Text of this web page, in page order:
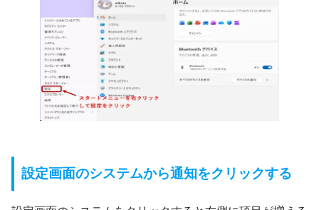
設定画面のシステムから通知をクリックする